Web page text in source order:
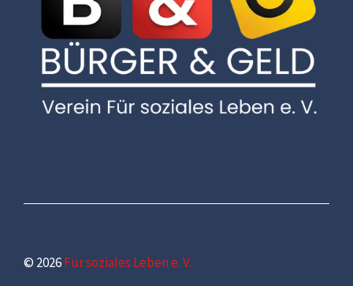
© 2026Für soziales Leben e. V.